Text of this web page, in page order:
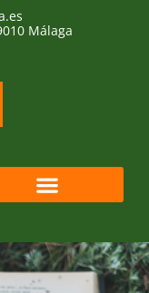
Málaga